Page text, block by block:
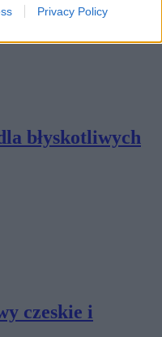
Privacy Policy
błyskotliwych
czeskie i